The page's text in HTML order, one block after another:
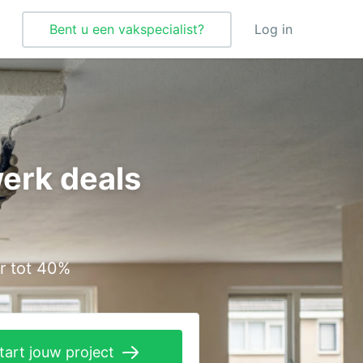
Bent u een vakspecialist? Log in
Vochtbestrijding
deals
tot 40%
jouw project